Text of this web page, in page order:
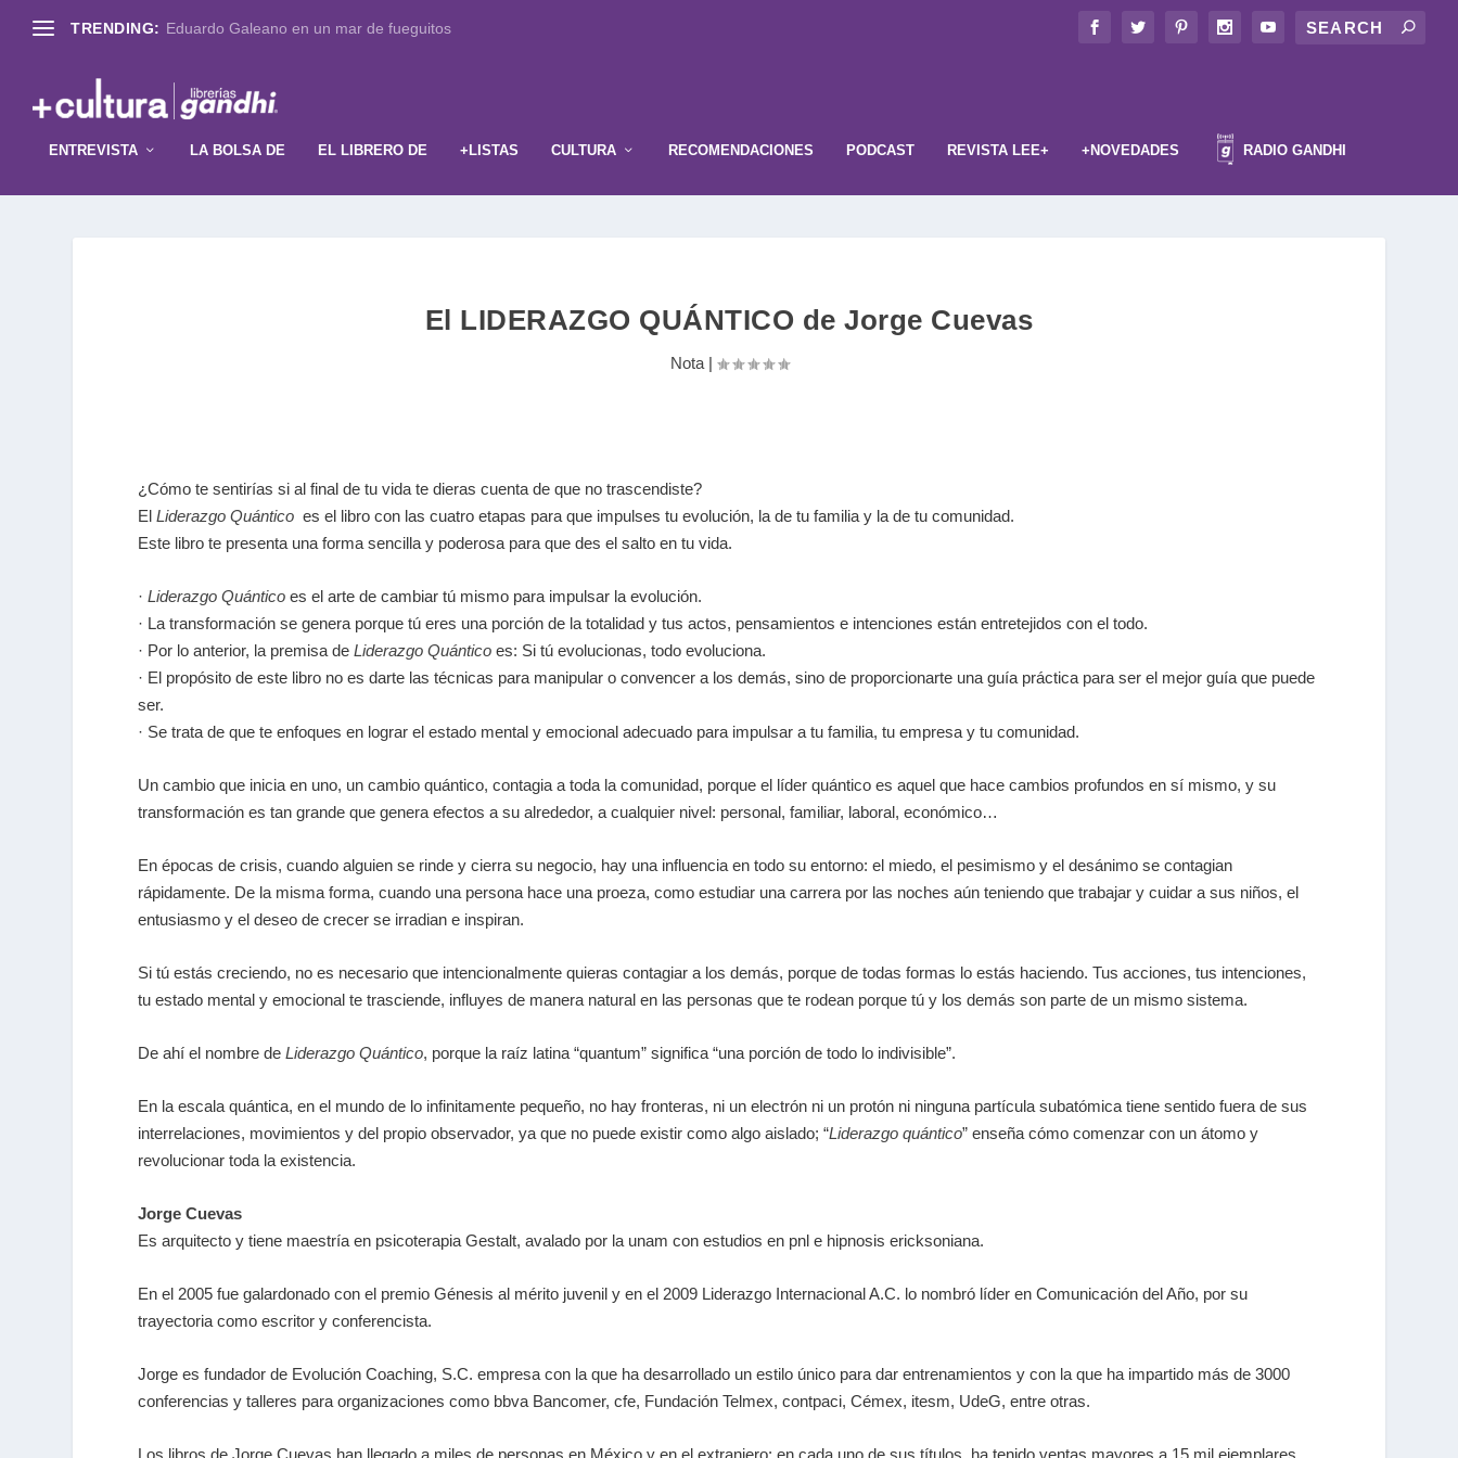
TRENDING: Eduardo Galeano en un mar de fueguitos
ENTREVISTA LA BOLSA DE EL LIBRERO DE +LISTAS CULTURA RECOMENDACIONES PODCAST REVISTA LEE+ +NOVEDADES RADIO GANDHI
El LIDERAZGO QUÁNTICO de Jorge Cuevas
Nota|
¿Cómo te sentirías si al final de tu vida te dieras cuenta de que no trascendiste?
ElLiderazgo Quántico es el libro con las cuatro etapas para que impulses tu evolución, la de tu familia y la de tu comunidad.
Este libro te presenta una forma sencilla y poderosa para que des el salto en tu vida.
·Liderazgo Quántico es el arte de cambiar tú mismo para impulsar la evolución.
· La transformación se genera porque tú eres una porción de la totalidad y tus actos, pensamientos e intenciones están entretejidos con el todo.
· Por lo anterior, la premisa deLiderazgo Quántico es: Si tú evolucionas, todo evoluciona.
· El propósito de este libro no es darte las técnicas para manipular o convencer a los demás, sino de proporcionarte una guía práctica para ser el mejor guía que puede
ser.
· Se trata de que te enfoques en lograr el estado mental y emocional adecuado para impulsar a tu familia, tu empresa y tu comunidad.
Un cambio que inicia en uno, un cambio quántico, contagia a toda la comunidad, porque el líder quántico es aquel que hace cambios profundos en sí mismo, y su
transformación es tan grande que genera efectos a su alrededor, a cualquier nivel: personal, familiar, laboral, económico…
En épocas de crisis, cuando alguien se rinde y cierra su negocio, hay una influencia en todo su entorno: el miedo, el pesimismo y el desánimo se contagian
rápidamente. De la misma forma, cuando una persona hace una proeza, como estudiar una carrera por las noches aún teniendo que trabajar y cuidar a sus niños, el
entusiasmo y el deseo de crecer se irradian e inspiran.
Si tú estás creciendo, no es necesario que intencionalmente quieras contagiar a los demás, porque de todas formas lo estás haciendo. Tus acciones, tus intenciones,
tu estado mental y emocional te trasciende, influyes de manera natural en las personas que te rodean porque tú y los demás son parte de un mismo sistema.
De ahí el nombre deLiderazgo Quántico, porque la raíz latina “quantum” significa “una porción de todo lo indivisible”.
En la escala quántica, en el mundo de lo infinitamente pequeño, no hay fronteras, ni un electrón ni un protón ni ninguna partícula subatómica tiene sentido fuera de sus
interrelaciones, movimientos y del propio observador, ya que no puede existir como algo aislado; “Liderazgo quántico” enseña cómo comenzar con un átomo y
revolucionar toda la existencia.
Jorge Cuevas
Es arquitecto y tiene maestría en psicoterapia Gestalt, avalado por la unam con estudios en pnl e hipnosis ericksoniana.
En el 2005 fue galardonado con el premio Génesis al mérito juvenil y en el 2009 Liderazgo Internacional A.C. lo nombró líder en Comunicación del Año, por su
trayectoria como escritor y conferencista.
Jorge es fundador de Evolución Coaching, S.C. empresa con la que ha desarrollado un estilo único para dar entrenamientos y con la que ha impartido más de 3000
conferencias y talleres para organizaciones como bbva Bancomer, cfe, Fundación Telmex, contpaci, Cémex, itesm, UdeG, entre otras.
Los libros de Jorge Cuevas han llegado a miles de personas en México y en el extranjero; en cada uno de sus títulos, ha tenido ventas mayores a 15 mil ejemplares.